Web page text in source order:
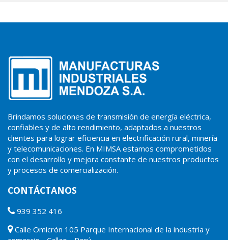
Brindamos soluciones de transmisión de energía eléctrica,
confiables y de alto rendimiento, adaptados a nuestros
clientes para lograr eficiencia en electrificación rural, minería
y telecomunicaciones. En MIMSA estamos comprometidos
con el desarrollo y mejora constante de nuestros productos
y procesos de comercialización.
CONTÁCTANOS
939 352 416
Calle Omicrón 105 Parque Internacional de la industria y